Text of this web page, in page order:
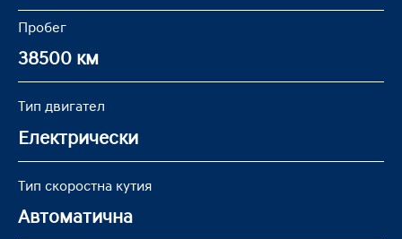
Пробег
38500 км
Тип двигател
Електрически
Тип скоростна кутия
Автоматична